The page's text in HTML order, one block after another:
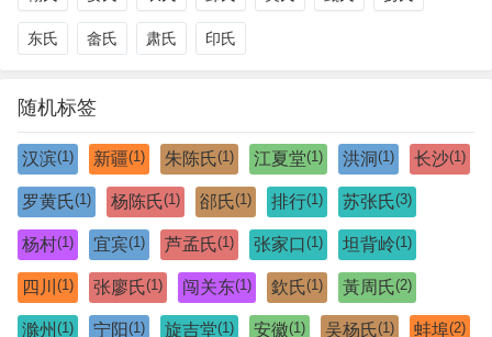
东氏 畲氏 肃氏 印氏
随机标签
汉滨(1) 新疆(1) 朱陈氏(1) 江夏堂(1) 洪洞(1) 长沙(1)
罗黄氏(1) 杨陈氏(1) 郤氏(1) 排行(1) 苏张氏(3)
杨村(1) 宜宾(1) 芦孟氏(1) 张家口 (1) 坦背岭(1)
四川 (1) 张廖氏(1) 闯关东(1) 欽氏(1) 黃周氏(2)
滁州 (1) 宁阳 (1) 旋吉堂(1) 安徽(1) 吴杨氏(1) 蚌埠(2)